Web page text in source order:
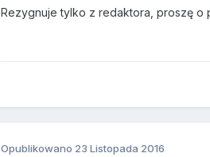
Rezygnuje tylko z redaktora, proszę o
Opublikowano 23 Listopada 2016